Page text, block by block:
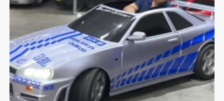
NEWSLETTER
SÍGUENOS